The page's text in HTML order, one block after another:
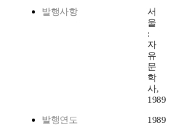
발행사항
서
울
:
자
유
문
학
사,
1989
발행연도 1989